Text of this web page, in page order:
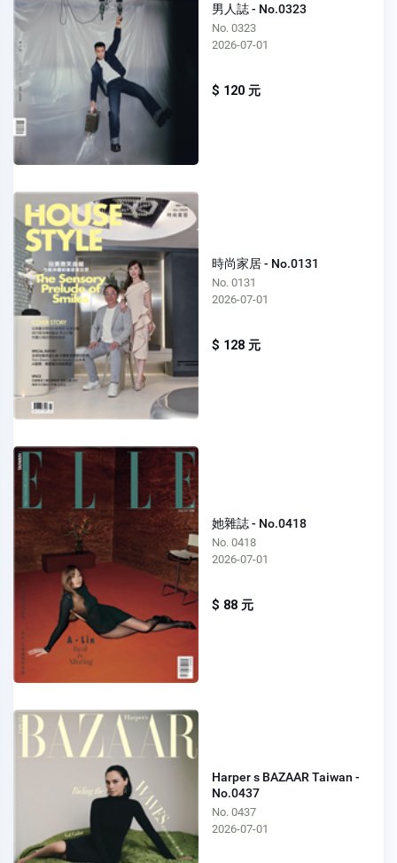
男人誌 - No.0323
No. 0323
2026-07-01
$ 120 元
時尚家居 - No.0131
No. 0131
2026-07-01
$ 128 元
她雜誌 - No.0418
No. 0418
2026-07-01
$ 88 元
Harper s BAZAAR Taiwan -
No.0437
No. 0437
2026-07-01